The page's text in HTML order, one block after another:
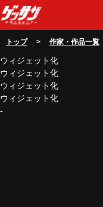
トップ> 作家・作品一覧
ウィジェット化
ウィジェット化
ウィジェット化
ウィジェット化
-